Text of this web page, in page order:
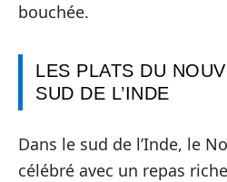
bouchée.
LES PLATS DU
SUD DE L’INDE
Dans le sud de l’Inde, le
célébré avec un repas